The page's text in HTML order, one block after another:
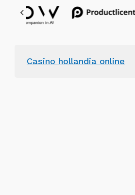
Casino hollandia online